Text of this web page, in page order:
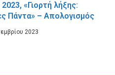
«Γιορτή λήξης:
Πάντα» – Απολογισμός
2023